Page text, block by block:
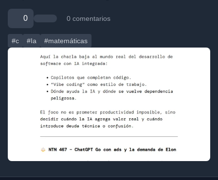
0 0 comentarios
#c #Ia #matemáticas